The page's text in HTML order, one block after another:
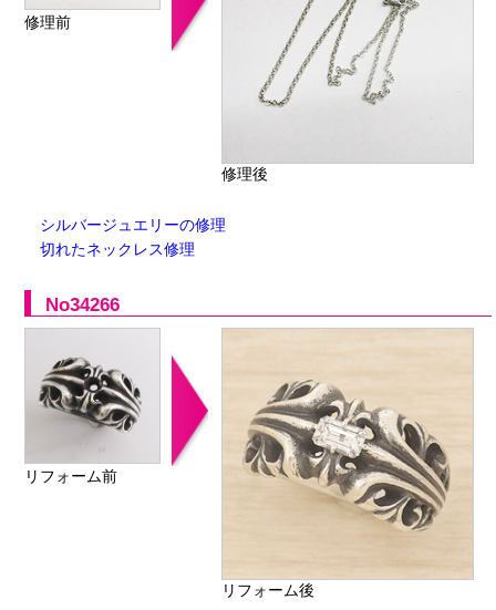
修理前
修理後
シルバージュエリーの修理
切れたネックレス修理
No34266
リフォーム前
リフォーム後